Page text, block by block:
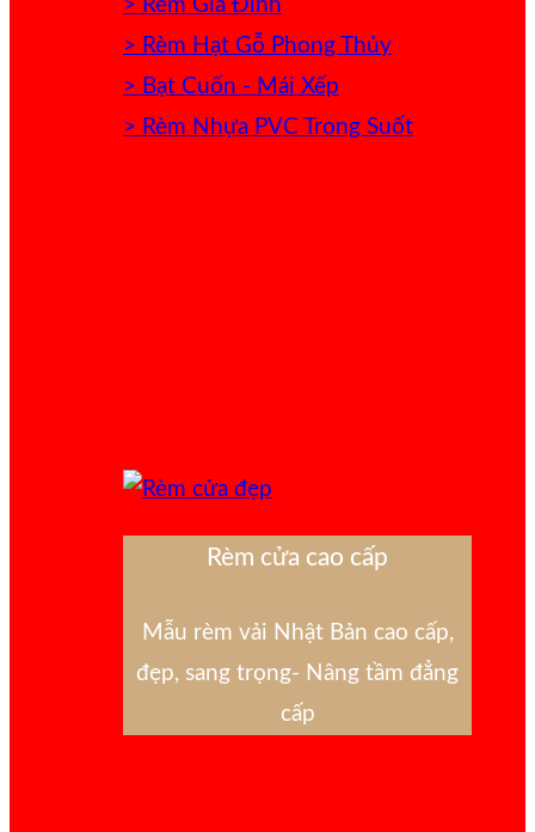
> Rèm Gia Đình
> Rèm Hạt Gỗ Phong Thủy
> Bạt Cuốn - Mái Xếp
> Rèm Nhựa PVC Trong Suốt
Rèm cửa cao cấp
Mẫu rèm vải Nhật Bản cao cấp,
đẹp, sang trọng- Nâng tầm đẳng
cấp